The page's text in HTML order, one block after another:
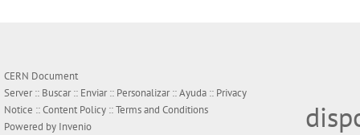
CERN Document
Server :: Buscar:: Enviar:: Personalizar::Ayuda :: Privacy
Notice ::Content Policy ::Terms and Conditions
Powered by Invenio